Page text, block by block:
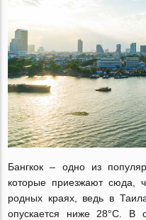
Бангкок ‒ одно из
которые приезжают сюда,
родных краях, ведь в
опускается ниже 28°С. В